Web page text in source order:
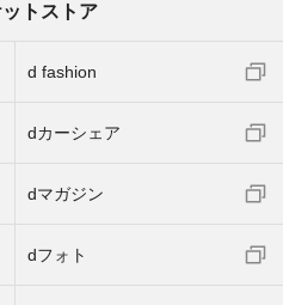
トストア
d fashion
dカーシェア
dマガジン
dフォト